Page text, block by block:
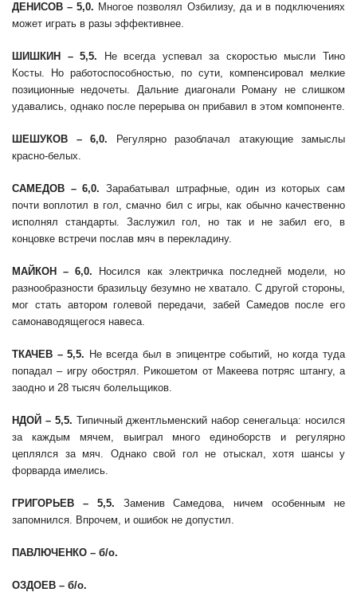
ДЕНИСОВ – 5,0. Многое позволял Озбилизу, да и в подключениях
может играть в разы эффективнее.
ШИШКИН – 5,5. Не всегда успевал за скоростью мысли Тино
Косты. Но работоспособностью, по сути, компенсировал мелкие
позиционные недочеты. Дальние диагонали Роману не слишком
удавались, однако после перерыва он прибавил в этом компоненте.
ШЕШУКОВ – 6,0. Регулярно разоблачал атакующие замыслы
красно-белых.
САМЕДОВ – 6,0. Зарабатывал штрафные, один из которых сам
почти воплотил в гол, смачно бил с игры, как обычно качественно
исполнял стандарты. Заслужил гол, но так и не забил его, в
концовке встречи послав мяч в перекладину.
МАЙКОН – 6,0. Носился как электричка последней модели, но
разнообразности бразильцу безумно не хватало. С другой стороны,
мог стать автором голевой передачи, забей Самедов после его
самонаводящегося навеса.
ТКАЧЕВ – 5,5. Не всегда был в эпицентре событий, но когда туда
попадал – игру обострял. Рикошетом от Макеева потряс штангу, а
заодно и 28 тысяч болельщиков.
НДОЙ – 5,5. Типичный джентльменский набор сенегальца: носился
за каждым мячем, выиграл много единоборств и регулярно
цеплялся за мяч. Однако свой гол не отыскал, хотя шансы у
форварда имелись.
ГРИГОРЬЕВ – 5,5. Заменив Самедова, ничем особенным не
запомнился. Впрочем, и ошибок не допустил.
ПАВЛЮЧЕНКО – б/о.
ОЗДОЕВ – б/о.